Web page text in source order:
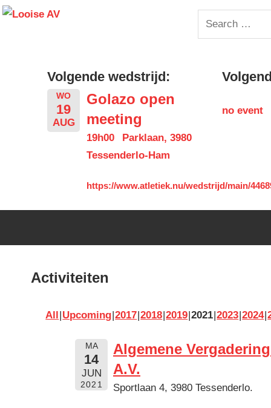
Skip
Search
for:
Volgende wedstrijd:
WO
19
AUG
Golazo open
meeting
19h00
Parklaan, 3980
Tessenderlo-Ham
https://www.atletiek.nu/wedstrijd/main/
no event
Activiteiten
All Upcoming 2017 2018 2019 2021 2023 2024
MA
14
JUN
2021
Algemene
A.V.
Sportlaan 4, 3980 Tessenderlo.